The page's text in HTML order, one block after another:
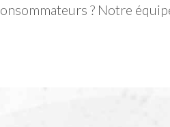
? Notre